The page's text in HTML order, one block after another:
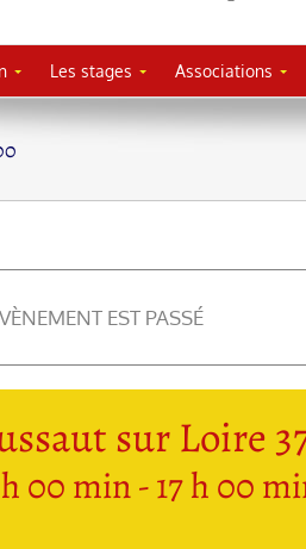
Les stages Associations
EST PASSÉ
sur Loire
h 00 min-17 h 00